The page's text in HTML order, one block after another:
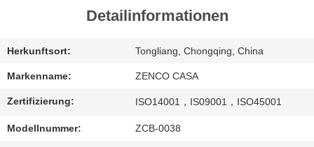
QUALITÄTSKONTROLLE
BITTE
UM
EIN
ANGEBOT
Detailinformationen
Herkunftsort: Tongliang, Chongqing, China
Markenname: ZENCO CASA
Zertifizierung: ISO14001，IS09001，ISO45001
Modellnummer: ZCB-0038